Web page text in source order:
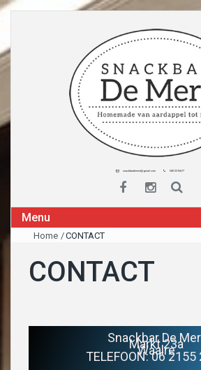
snackbardemert@gmail.com 040-2216677
Menu
Home /CONTACT
CONTACT
Snackbar De
Markt 23a
Waalre
TELEFOON: 06 2155